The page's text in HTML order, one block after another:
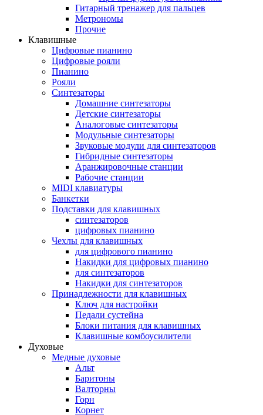
Гитарный тренажер для пальцев
Метрономы
Прочие
Клавишные
Цифровые пианино
Цифровые рояли
Пианино
Рояли
Синтезаторы
Домашние синтезаторы
Детские синтезаторы
Аналоговые синтезаторы
Модульные синтезаторы
Звуковые модули для синтезаторов
Гибридные синтезаторы
Аранжировочные станции
Рабочие станции
MIDI клавиатуры
Банкетки
Подставки для клавишных
синтезаторов
цифровых пианино
Чехлы для клавишных
для цифрового пианино
Накидки для цифровых пианино
для синтезаторов
Накидки для синтезаторов
Принадлежности для клавишных
Ключ для настройки
Педали сустейна
Блоки питания для клавишных
Клавишные комбоусилители
Духовые
Медные духовые
Альт
Баритоны
Валторны
Горн
Корнет